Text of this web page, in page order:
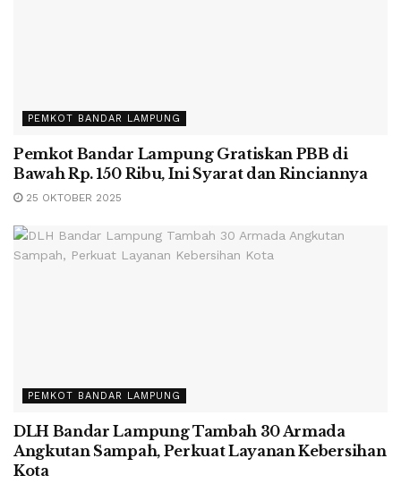
PEMKOT BANDAR LAMPUNG
Pemkot Bandar Lampung Gratiskan PBB di
Bawah Rp. 150 Ribu, Ini Syarat dan Rinciannya
25 OKTOBER 2025
PEMKOT BANDAR LAMPUNG
DLH Bandar Lampung Tambah 30 Armada
Angkutan Sampah, Perkuat Layanan Kebersihan
Kota